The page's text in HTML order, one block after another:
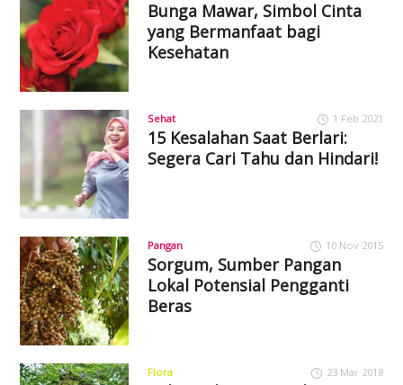
Bunga Mawar, Simbol Cinta
yang Bermanfaat bagi
Kesehatan
Sehat 1 Feb 2021
15 Kesalahan Saat Berlari:
Segera Cari Tahu dan Hindari!
Pangan 10 Nov 2015
Sorgum, Sumber Pangan
Lokal Potensial Pengganti
Beras
Flora 23 Mar 2018